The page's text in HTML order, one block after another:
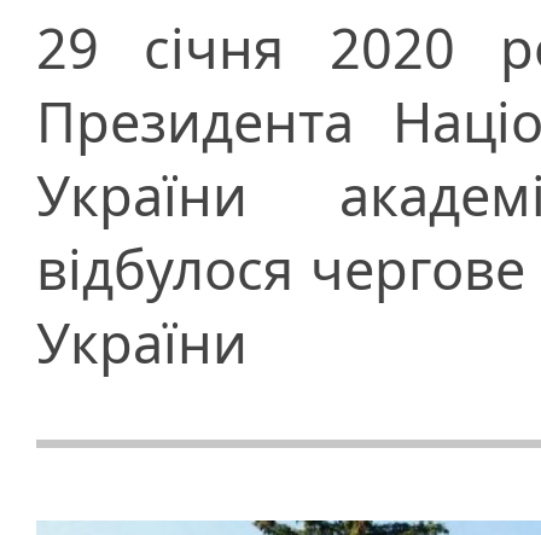
29 січня 2020
Президента
України
відбулося
України